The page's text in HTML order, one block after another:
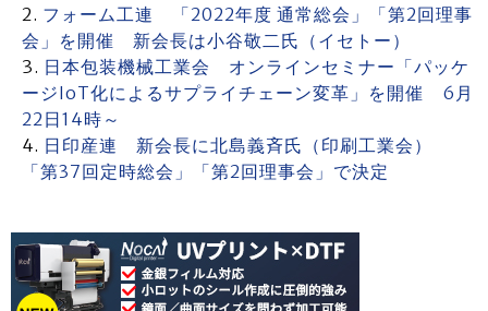
フォーム工連 「2022年度 通常総会」「第2回理事
会」を開催 新会長は小谷敬二氏（イセトー）
日本包装機械工業会 オンラインセミナー「パッケ
ージIoT化によるサプライチェーン変革」を開催 6月
22日14時～
日印産連 新会長に北島義斉氏（印刷工業会）
「第37回定時総会」「第2回理事会」で決定